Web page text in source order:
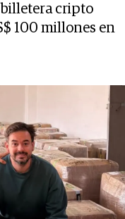
cripto
100 millones en